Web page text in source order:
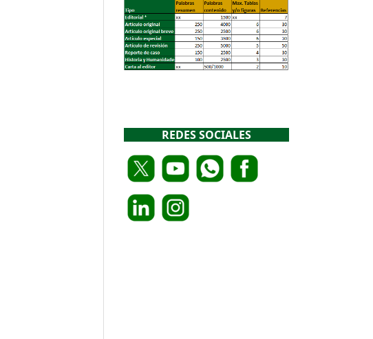
REDES SOCIALES